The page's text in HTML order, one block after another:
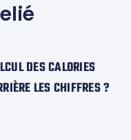
DES CALORIES
LES CHIFFRES ?